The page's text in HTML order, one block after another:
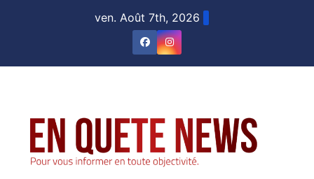
ven. Août 7th, 2026